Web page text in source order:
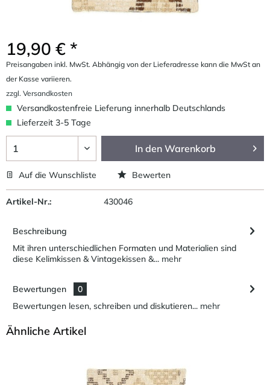
19,90 € *
Preisangaben inkl. MwSt. Abhängig von der Lieferadresse kann die MwSt an
der Kasse variieren.
zzgl. Versandkosten
Versandkostenfreie Lieferung innerhalb Deutschlands
Lieferzeit 3-5 Tage
In den Warenkorb
Auf die Wunschliste Bewerten
Artikel-Nr.: 430046
Beschreibung
Mit ihren unterschiedlichen Formaten und Materialien sind
diese Kelimkissen & Vintagekissen &... mehr
Bewertungen
0
Bewertungen lesen, schreiben und diskutieren... mehr
Ähnliche Artikel